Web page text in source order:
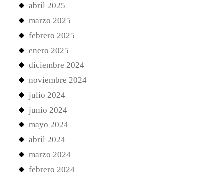
abril 2025
marzo 2025
febrero 2025
enero 2025
diciembre 2024
noviembre 2024
julio 2024
junio 2024
mayo 2024
abril 2024
marzo 2024
febrero 2024